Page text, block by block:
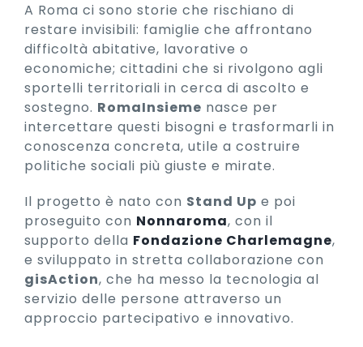
A Roma ci sono storie che rischiano di
restare invisibili: famiglie che affrontano
difficoltà abitative, lavorative o
economiche; cittadini che si rivolgono agli
sportelli territoriali in cerca di ascolto e
sostegno. RomaInsieme nasce per
intercettare questi bisogni e trasformarli in
conoscenza concreta, utile a costruire
politiche sociali più giuste e mirate.
Il progetto è nato con Stand Up e poi
proseguito con Nonnaroma, con il
supporto della Fondazione Charlemagne,
e sviluppato in stretta collaborazione con
gisAction, che ha messo la tecnologia al
servizio delle persone attraverso un
approccio partecipativo e innovativo.